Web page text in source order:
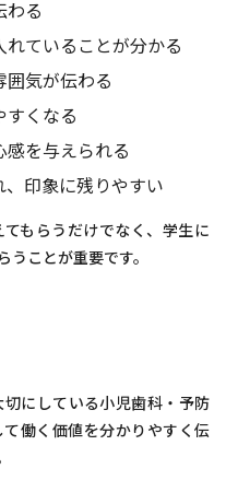
わる
ていることが分かる
気が伝わる
すくなる
を与えられる
印象に残りやすい
もらうだけでなく、学生に
うことが重要です。
にしている小児歯科・予防
働く価値を分かりやすく伝